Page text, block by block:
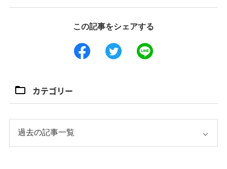
この記事をシェアする
カテゴリー